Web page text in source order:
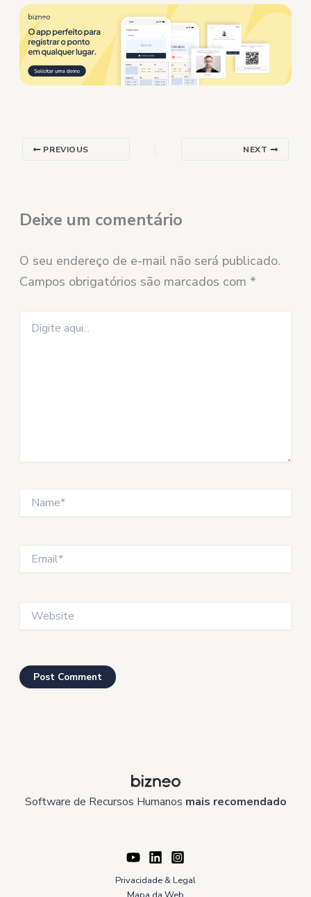
PREVIOUS NEXT
Deixe um comentário
O seu endereço de e-mail não será publicado.
Campos obrigatórios são marcados com *
aqui...
Software de Recursos Humanos mais recomendado
Privacidade & Legal